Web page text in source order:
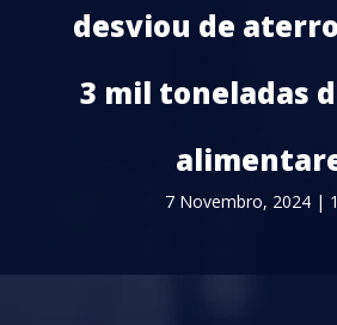
desviou de
3 mil toneladas
7 Novembro, 2024 |